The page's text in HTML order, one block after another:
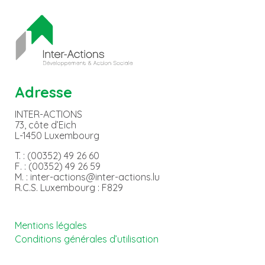
Adresse
INTER-ACTIONS
73, côte d’Eich
L-1450 Luxembourg
T. : (00352) 49 26 60
F. : (00352) 49 26 59
M. : inter-actions@inter-actions.lu
R.C.S. Luxembourg : F829
Mentions légales
Conditions générales d’utilisation